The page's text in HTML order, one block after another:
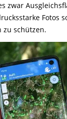
zwar
Fotos
zu schützen.